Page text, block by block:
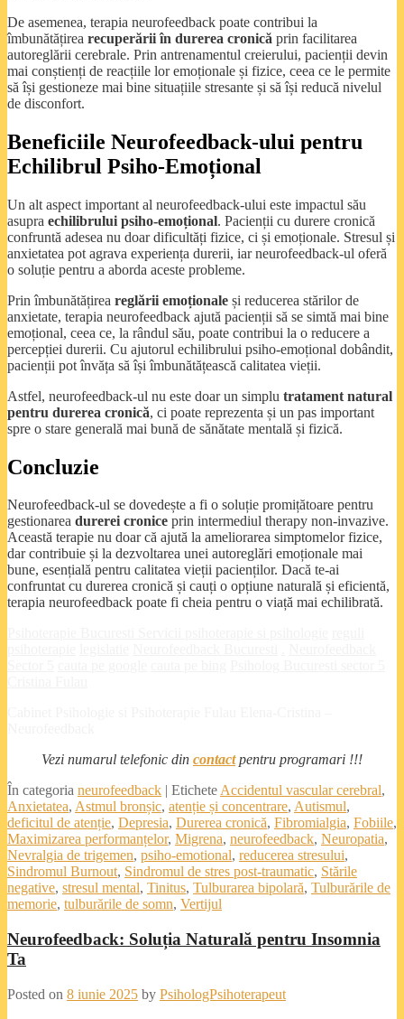
De asemenea, terapia neurofeedback poate contribui la
îmbunătățirea recuperării în durerea cronică prin facilitarea
autoreglării cerebrale. Prin antrenamentul creierului, pacienții devin
mai conștienți de reacțiile lor emoționale și fizice, ceea ce le permite
să își gestioneze mai bine situațiile stresante și să își reducă nivelul
de disconfort.
Beneficiile Neurofeedback-ului pentru
Echilibrul Psiho-Emoțional
Un alt aspect important al neurofeedback-ului este impactul său
asupra echilibrului psiho-emoțional. Pacienții cu durere cronică
confruntă adesea nu doar dificultăți fizice, ci și emoționale. Stresul și
anxietatea pot agrava experiența durerii, iar neurofeedback-ul oferă
o soluție pentru a aborda aceste probleme.
Prin îmbunătățirea reglării emoționale și reducerea stărilor de
anxietate, terapia neurofeedback ajută pacienții să se simtă mai bine
emoțional, ceea ce, la rândul său, poate contribui la o reducere a
percepției durerii. Cu ajutorul echilibrului psiho-emoțional dobândit,
pacienții pot învăța să își îmbunătățească calitatea vieții.
Astfel, neurofeedback-ul nu este doar un simplu tratament natural
pentru durerea cronică, ci poate reprezenta și un pas important
spre o stare generală mai bună de sănătate mentală și fizică.
Concluzie
Neurofeedback-ul se dovedește a fi o soluție promițătoare pentru
gestionarea durerei cronice prin intermediul therapy non-invazive.
Această terapie nu doar că ajută la ameliorarea simptomelor fizice,
dar contribuie și la dezvoltarea unei autoreglări emoționale mai
bune, esențială pentru calitatea vieții pacienților. Dacă te-ai
confruntat cu durerea cronică și cauți o opțiune naturală și eficientă,
terapia neurofeedback poate fi cheia pentru o viață mai echilibrată.
Vezi numarul telefonic din contact pentru programari !!!
În categoria neurofeedback EticheteAccidentul vascular cerebral,
Anxietatea, Astmul bronșic, atenție și concentrare, Autismul,
deficitul de atenție, Depresia, Durerea cronică, Fibromialgia, Fobiile,
Maximizarea performanțelor, Migrena, neurofeedback, Neuropatia,
Nevralgia de trigemen, psiho-emotional, reducerea stresului,
Sindromul Burnout, Sindromul de stres post-traumatic, Stările
negative, stresul mental, Tinitus, Tulburarea bipolară, Tulburările de
memorie, tulburările de somn, Vertijul
Neurofeedback: Soluția Naturală pentru Insomnia
Ta
Posted on 8 iunie 2025 by PsihologPsihoterapeut